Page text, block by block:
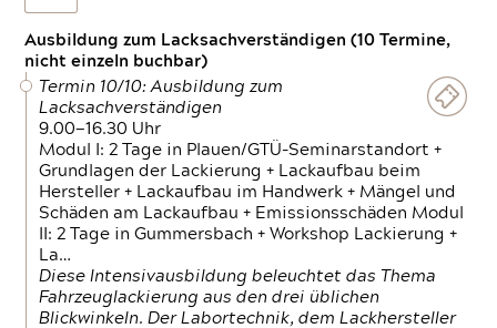
Ausbildung zum Lacksachverständigen (10 Termine,
nicht einzeln buchbar)
Termin 10/10: Ausbildung zum
Lacksachverständigen
9.00—16.30 Uhr
Modul I: 2 Tage in Plauen/GTÜ-Seminarstandort +
Grundlagen der Lackierung + Lackaufbau beim
Hersteller + Lackaufbau im Handwerk + Mängel und
Schäden am Lackaufbau + Emissionsschäden Modul
II: 2 Tage in Gummersbach + Workshop Lackierung +
La…
Diese Intensivausbildung beleuchtet das Thema
Fahrzeuglackierung aus den drei üblichen
Blickwinkeln. Der Labortechnik, dem Lackhersteller